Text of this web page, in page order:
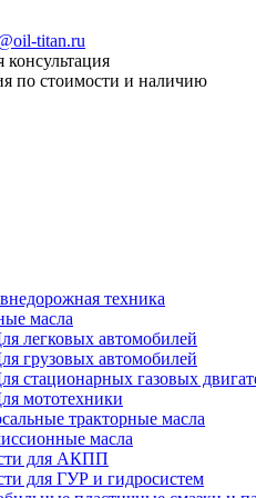
titan.ru
консультация
по стоимости и наличию
техника
масла
легковых автомобилей
грузовых автомобилей
стационарных газовых
мототехники
тракторные масла
масла
для АКПП
для ГУР и гидросистем